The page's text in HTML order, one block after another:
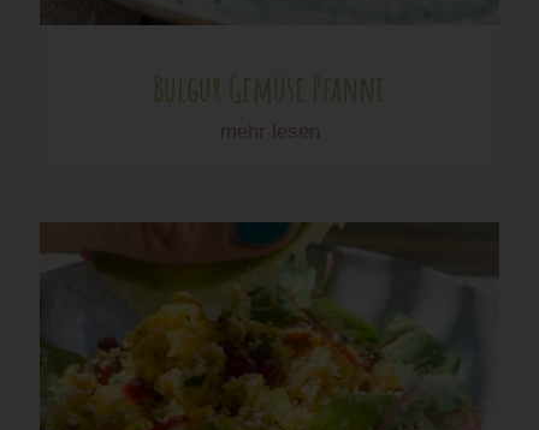
Bulgur Gemüse Pfanne
mehr lesen